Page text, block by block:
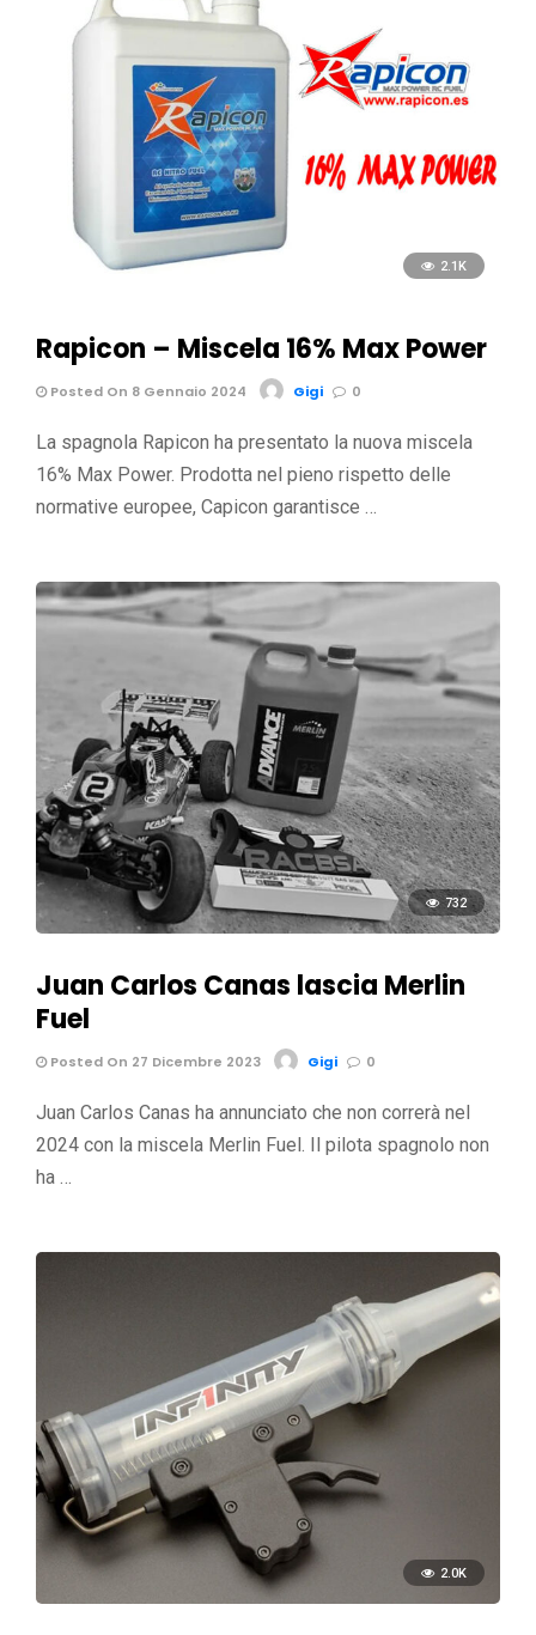
2.1K
Rapicon – Miscela 16% Max Power
Posted On 8 Gennaio 2024 Gigi 0
La spagnola Rapicon ha presentato la nuova miscela
16% Max Power. Prodotta nel pieno rispetto delle
normative europee, Capicon garantisce …
732
Juan Carlos Canas lascia Merlin
Fuel
Posted On 27 Dicembre 2023 Gigi 0
Juan Carlos Canas ha annunciato che non correrà nel
2024 con la miscela Merlin Fuel. Il pilota spagnolo non
ha …
2.0K